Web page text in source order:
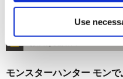
Use
モンスターハンター モン